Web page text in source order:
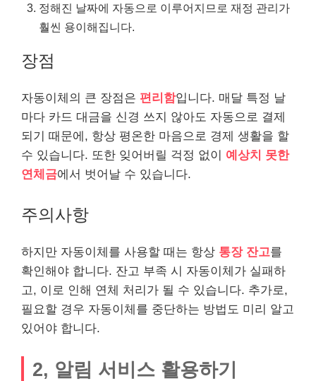
정해진 날짜에 자동으로 이루어지므로 재정 관리가
훨씬 용이해집니다.
장점
자동이체의 큰 장점은 편리함입니다. 매달 특정 날
마다 카드 대금을 신경 쓰지 않아도 자동으로 결제
되기 때문에, 항상 평온한 마음으로 경제 생활을 할
수 있습니다. 또한 잊어버릴 걱정 없이 예상치 못한
연체금에서 벗어날 수 있습니다.
주의사항
하지만 자동이체를 사용할 때는 항상 통장 잔고를
확인해야 합니다. 잔고 부족 시 자동이체가 실패하
고, 이로 인해 연체 처리가 될 수 있습니다. 추가로,
필요할 경우 자동이체를 중단하는 방법도 미리 알고
있어야 합니다.
2, 알림 서비스 활용하기